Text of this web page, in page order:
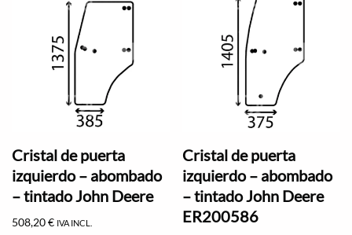
Cristal de puerta
izquierdo – abombado
– tintado John Deere
508,20€ IVA INCL.
Cristal de puerta
izquierdo – abombado
– tintado John Deere
ER200586